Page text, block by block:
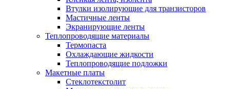
Втулки изолирующие для транзисторов
Мастичные ленты
Экранирующие ленты
Теплопроводящие материалы
Термопаста
Охлаждающие жидкости
Теплопроводящие подложки
Макетные платы
Стеклотекстолит